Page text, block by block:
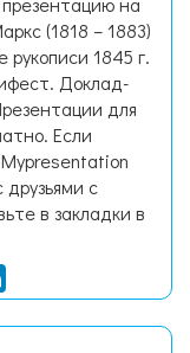
(1818 – 1883)
1845 г.
Доклад-
для
Если
с
в закладки в